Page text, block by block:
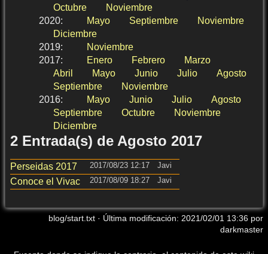
Octubre
Noviembre
2020: Mayo Septiembre
Noviembre
Diciembre
2019:
Noviembre
2017: Enero Febrero
Marzo
Abril
Mayo Junio Julio
Agosto
Septiembre
Noviembre
2016: Mayo Junio Julio
Agosto
Septiembre
Octubre
Noviembre
Diciembre
2 Entrada(s) de Agosto 2017
Perseidas 2017 2017/08/23 12:17 Javi
Conoce el Vivac 2017/08/09 18:27 Javi
blog/start.txt · Última modificación: 2021/02/01 13:36 por
darkmaster